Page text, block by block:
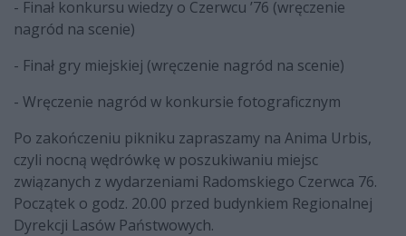
- Finał konkursu wiedzy o Czerwcu ’76 (wręczenie
nagród na scenie)
- Finał gry miejskiej (wręczenie nagród na scenie)
- Wręczenie nagród w konkursie fotograficznym
Po zakończeniu pikniku zapraszamy na Anima Urbis,
czyli nocną wędrówkę w poszukiwaniu miejsc
związanych z wydarzeniami Radomskiego Czerwca 76.
Początek o godz. 20.00 przed budynkiem Regionalnej
Dyrekcji Lasów Państwowych.